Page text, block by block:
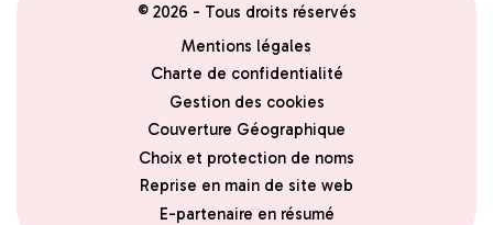
© 2026 - Tous droits réservés
Mentions légales
Charte de confidentialité
Gestion des cookies
Couverture Géographique
Choix et protection de noms
Reprise en main de site web
E-partenaire en résumé